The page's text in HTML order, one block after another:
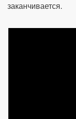
заканчивается.